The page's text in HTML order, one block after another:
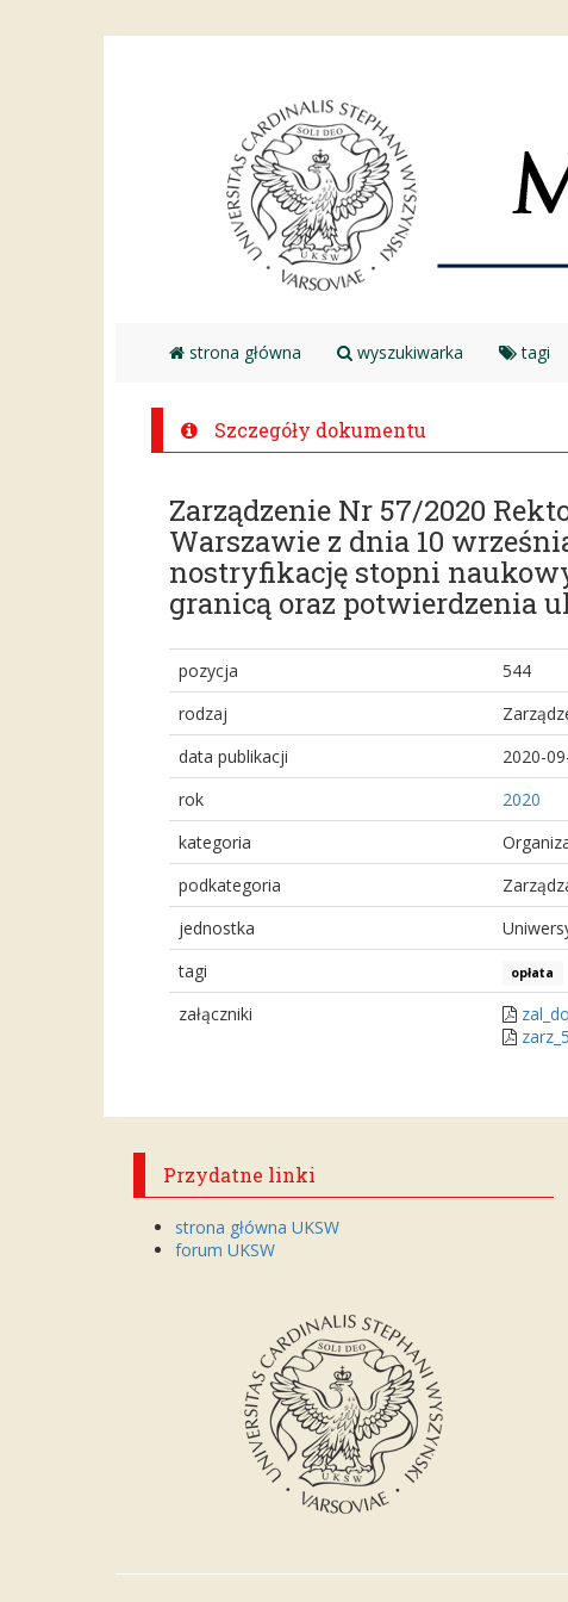
strona główna wyszukiwarka tagi
Szczegóły dokumentu
Zarządzenie Nr 57/2020
Warszawie z dnia 10
nostryfikację stopni
granicą oraz potwierdzenia
pozycja
544
rodzaj
data publikacji
2020-
rok
2020
kategoria
podkategoria
jednostka
tagi
opłata
załączniki
Przydatne linki
strona główna UKSW
forum UKSW